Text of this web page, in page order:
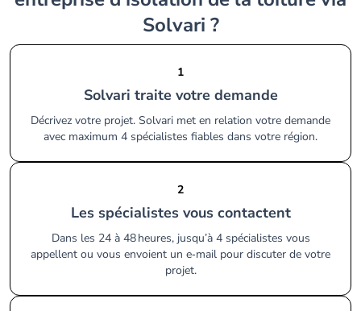
Solvari ?
1
Solvari traite votre demande
Décrivez votre projet. Solvari met en relation votre demande
avec maximum 4 spécialistes fiables dans votre région.
2
Les spécialistes vous contactent
Dans les 24 à 48 heures, jusqu’à 4 spécialistes vous
appellent ou vous envoient un e‑mail pour discuter de votre
projet.